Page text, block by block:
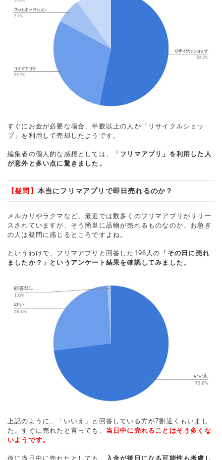
すぐにお金が必要な場合、半数以上の人が「リサイクルショッ
プ」を利用して売却したようです。
編集者の個人的な感想としては、
「フリマアプリ」を利用した人
が意外と多い点に驚きました。
【疑問】 本当にフリマアプリで即日売れるのか？
メルカリやラクマなど、最近では数多くのフリマアプリがリリー
スされていますが、そう簡単に品物が売れるものなのか、お急ぎ
の人は疑問に感じるところですよね。
というわけで、フリマアプリと回答した196人の 「その日に売れ
ましたか？」というアンケート結果を確認してみました。
上記のように、「いいえ」と回答している方が7割近くもいまし
た。すぐに売れたと言っても、 当日中に売れることはそう多くな
いようです。
仮に当日中に売れたとしても、 入金が後日になる可能性も考慮し